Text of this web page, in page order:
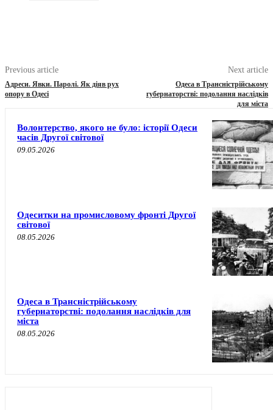
Previous article
Адреси. Явки. Паролі. Як діяв рух
опору в Одесі
Next article
Одеса в Трансністрійському
губернаторстві: подолання наслідків
для міста
Волонтерство, якого не було: історії Одеси
часів Другої світової
09.05.2026
Одеситки на промисловому фронті Другої
світової
08.05.2026
Одеса в Трансністрійському
губернаторстві: подолання наслідків для
міста
08.05.2026